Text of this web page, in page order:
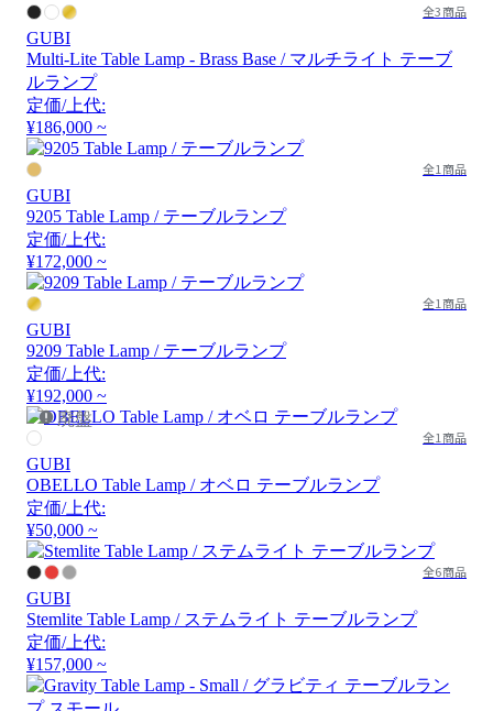
全3商品
GUBI
Multi-Lite Table Lamp - Brass Base / マルチライト テーブ
ルランプ
定価/上代:
¥186,000 ~
全1商品
GUBI
9205 Table Lamp / テーブルランプ
定価/上代:
¥172,000 ~
全1商品
GUBI
9209 Table Lamp / テーブルランプ
定価/上代:
¥192,000 ~
廃盤
全1商品
GUBI
OBELLO Table Lamp / オベロ テーブルランプ
定価/上代:
¥50,000 ~
全6商品
GUBI
Stemlite Table Lamp / ステムライト テーブルランプ
定価/上代:
¥157,000 ~